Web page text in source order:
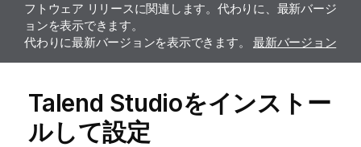
フトウェア リリースに関連します。代わりに、最新バージ
ョンを表示できます。
代わりに最新バージョンを表示できます。 最新バージョン
Talend Studioをインストー
ルして設定